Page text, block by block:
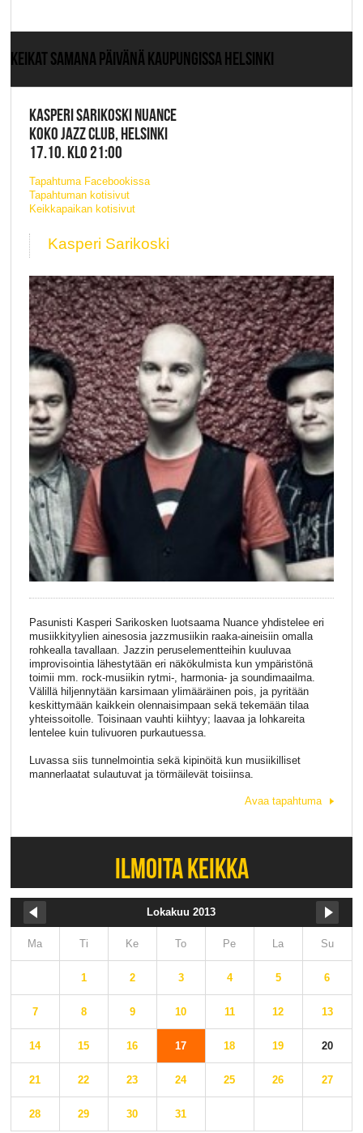
KEIKAT SAMANA PÄIVÄNÄ KAUPUNGISSA HELSINKI
KASPERI SARIKOSKI NUANCE
KOKO JAZZ CLUB, HELSINKI
17.10. KLO 21:00
Tapahtuma Facebookissa
Tapahtuman kotisivut
Keikkapaikan kotisivut
Kasperi Sarikoski
Pasunisti Kasperi Sarikosken luotsaama Nuance yhdistelee eri
musiikkityylien ainesosia jazzmusiikin raaka-aineisiin omalla
rohkealla tavallaan. Jazzin peruselementteihin kuuluvaa
improvisointia lähestytään eri näkökulmista kun ympäristönä
toimii mm. rock-musiikin rytmi-, harmonia- ja soundimaailma.
Välillä hiljennytään karsimaan ylimääräinen pois, ja pyritään
keskittymään kaikkein olennaisimpaan sekä tekemään tilaa
yhteissoitolle. Toisinaan vauhti kiihtyy; laavaa ja lohkareita
lentelee kuin tulivuoren purkautuessa.
Luvassa siis tunnelmointia sekä kipinöitä kun musiikilliset
mannerlaatat sulautuvat ja törmäilevät toisiinsa.
Avaa tapahtuma
ILMOITA KEIKKA
Lokakuu 2013
Ma Ti Ke To Pe La Su
1 2 3 4 5 6
7 8 9 10 11 12 13
14 15 16 17 18 19 20
21 22 23 24 25 26 27
28 29 30 31